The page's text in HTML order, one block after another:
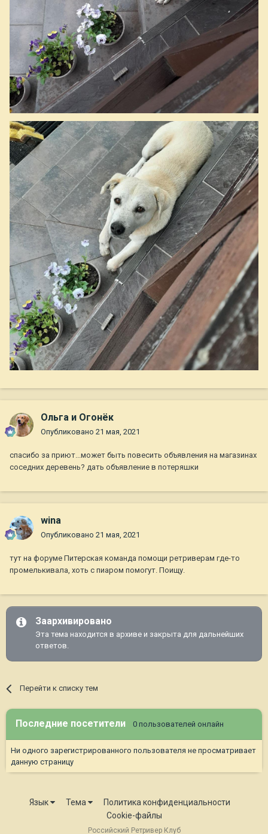
Ольга и Огонёк
Опубликовано 21 мая, 2021
спасибо за приют...может быть повесить объявления на магазинах
соседних деревень? дать объявление в потеряшки
wina
Опубликовано 21 мая, 2021
тут на форуме Питерская команда помощи ретриверам где-то
промелькивала, хоть с пиаром помогут. Поищу.
Заархивировано
Эта тема находится в архиве и закрыта для дальнейших
ответов.
Перейти к списку тем
Последние посетители 0 пользователей онлайн
Ни одного зарегистрированного пользователя не просматривает
данную страницу
Язык Тема
Политика конфиденциальности
Cookie-файлы
Российский Ретривер Клуб